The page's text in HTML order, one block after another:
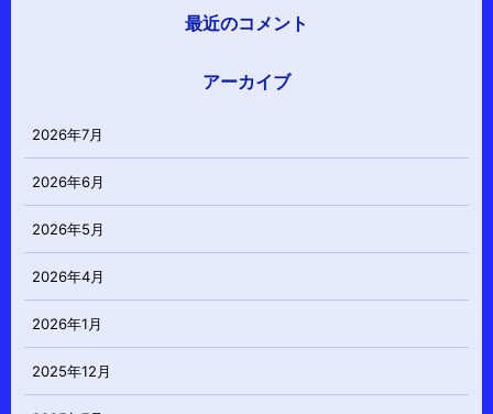
最近のコメント
アーカイブ
2026年7月
2026年6月
2026年5月
2026年4月
2026年1月
2025年12月